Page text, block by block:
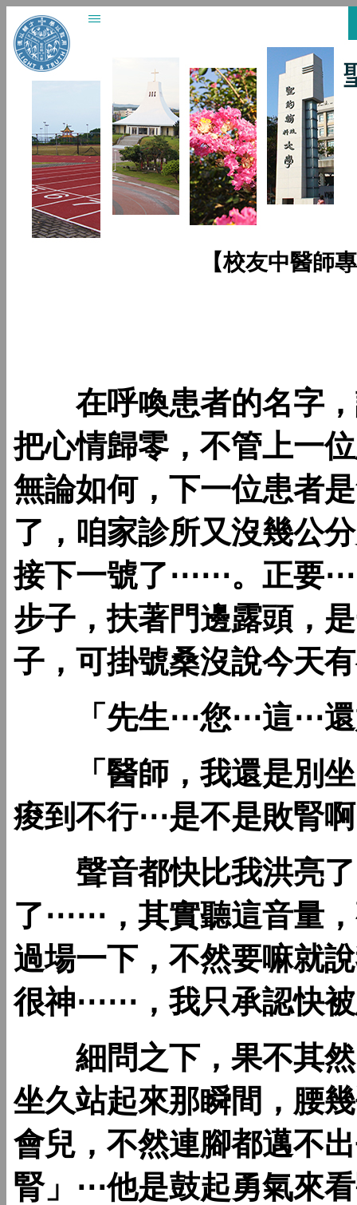
【校友中醫師
在呼喚患者的名字，
把心情歸零，不管上一
無論如何，下一位患
了，咱家診所又沒幾公
接下一號了⋯⋯。正要⋯
步子，扶著門邊露頭，
子，可掛號桑沒說今天
「先生⋯您⋯這⋯還
「醫師，我還是別坐
痠到不行⋯是不是敗腎
聲音都快比我洪亮了
了⋯⋯，其實聽這音量，
過場一下，不然要嘛就
很神⋯⋯，我只承認快被
細問之下，果不其然
坐久站起來那瞬間，腰
會兒，不然連腳都邁不
腎」⋯他是鼓起勇氣來